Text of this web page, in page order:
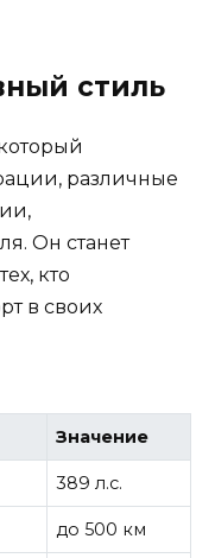
стиль
различные
Он станет
кто
в своих
Значение
389 л.с.
до 500 км